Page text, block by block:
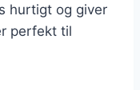
hurtigt og giver
perfekt til